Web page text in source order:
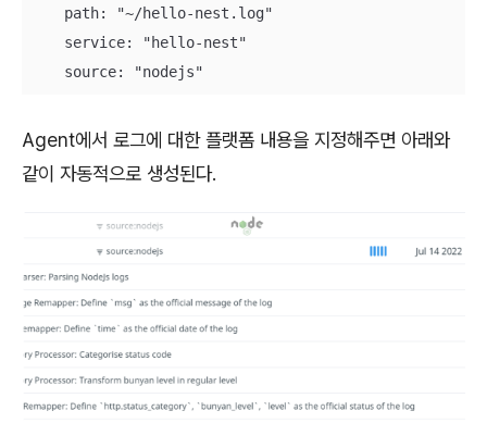
    path: "~/hello-nest.log"
    service: "hello-nest"
    source: "nodejs"
Agent에서 로그에 대한 플랫폼 내용을 지정해주면 아래와
같이 자동적으로 생성된다.